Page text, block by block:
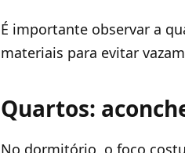
É importante observar a
materiais para evitar
Quartos:
No dormitório, o foco